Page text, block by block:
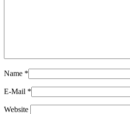
Name *
E-Mail *
Website